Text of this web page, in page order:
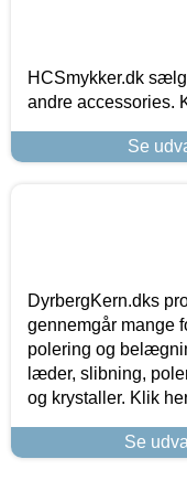
HCSmykker.dk
andre accessories.
Se
DyrbergKern.dks
gennemgår mange
polering og
læder, slibning,
og krystaller. Klik
Se